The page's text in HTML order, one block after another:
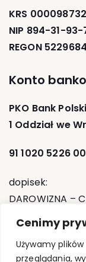
Cenimy
Używamy
przeglądania,
KRS
NIP 894-31-93-
REGON
Konto
PKO Bank
1 Oddział we
91 1020 5226
dopisek:
DAROWIZNA –